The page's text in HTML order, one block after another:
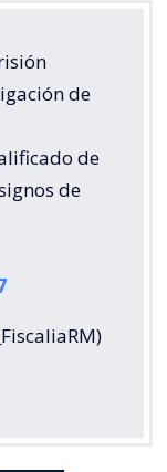
de
de
de